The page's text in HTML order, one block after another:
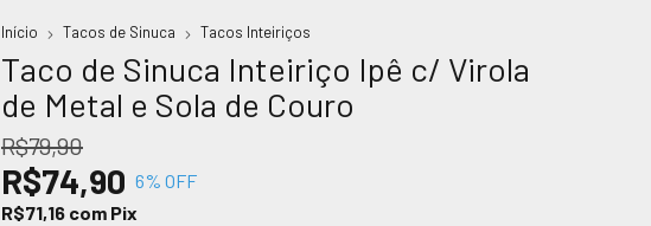
Início Tacos de Sinuca Tacos Inteiriços
Taco de Sinuca Inteiriço Ipê c/ Virola
de Metal e Sola de Couro
R$79,90
R$74,90 6% OFF
R$71,16 com Pix